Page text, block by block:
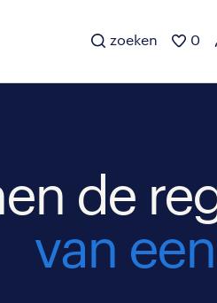
zoeken 0
de
van